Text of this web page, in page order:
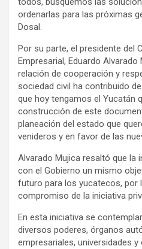
ordenarlas para las próximas
Dosal.
Por su parte, el presidente del
Empresarial, Eduardo
relación de cooperación y
sociedad civil ha contribuido
que hoy tengamos el Yucatán
construcción de este
planeación del estado que
venideros y en favor de las
Alvarado Mujica resaltó que la
con el Gobierno un mismo
futuro para los yucatecos, por
compromiso de la iniciativa
En esta iniciativa se
diversos poderes, órganos
empresariales, universidades